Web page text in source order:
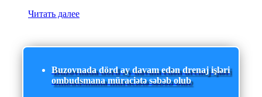
Читать далее
Buzovnada dörd ay davam edən drenaj işləri
ombudsmana müraciətə səbəb olub